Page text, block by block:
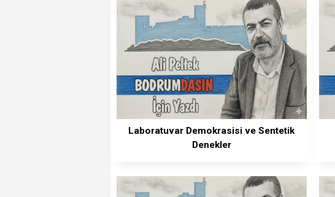
Laboratuvar Demokrasisi ve Sentetik
Denekler